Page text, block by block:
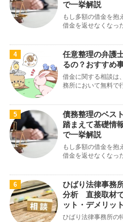
で一挙解説
もし多額の借金を抱
借金を返せなくなっ
4
任意整理の弁護
るの？おすすめ
借金に関する相談は
務所において無料で
5
債務整理のベス
踏まえて基礎情
で一挙解説
もし多額の借金を抱
借金を返せなくなっ
6
ひばり法律事務
分析 直接取材
ット・デメリット
ひばり法律事務所の